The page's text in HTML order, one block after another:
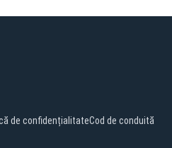
de confidențialitateCod de conduită